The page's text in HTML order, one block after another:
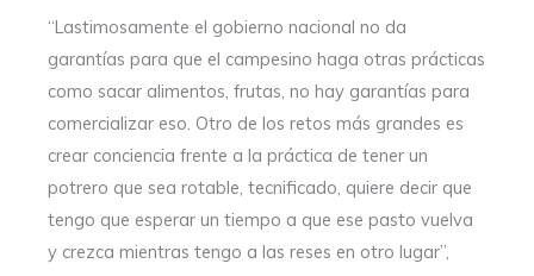
“Lastimosamente el gobierno nacional no da
garantías para que el campesino haga otras prácticas
como sacar alimentos, frutas, no hay garantías para
comercializar eso. Otro de los retos más grandes es
crear conciencia frente a la práctica de tener un
potrero que sea rotable, tecnificado, quiere decir que
tengo que esperar un tiempo a que ese pasto vuelva
y crezca mientras tengo a las reses en otro lugar”,